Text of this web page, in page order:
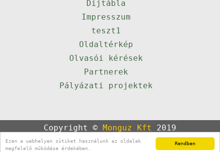
Rendben
Ezen a webhelyen sütiket használunk az oldalak
megfelelő működése érdekében.
Díjtábla
Impresszum
teszt1
Oldaltérkép
Olvasói kérések
Partnerek
Pályázati projektek
Copyright © Monguz Kft
2019
Powered byQulto